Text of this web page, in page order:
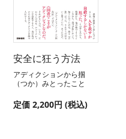
安全に狂う方法
アディクションから掴
（つか）みとったこと
定価 2,200円 (税込)